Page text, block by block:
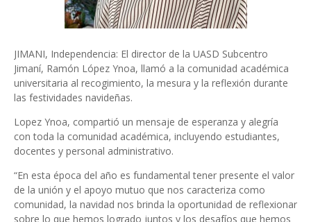
JIMANI, Independencia: El director de la UASD Subcentro
Jimaní, Ramón López Ynoa, llamó a la comunidad académica
universitaria al recogimiento, la mesura y la reflexión durante
las festividades navideñas.
Lopez Ynoa, compartió un mensaje de esperanza y alegría
con toda la comunidad académica, incluyendo estudiantes,
docentes y personal administrativo.
“En esta época del año es fundamental tener presente el valor
de la unión y el apoyo mutuo que nos caracteriza como
comunidad, la navidad nos brinda la oportunidad de reflexionar
sobre lo que hemos logrado juntos y los desafíos que hemos